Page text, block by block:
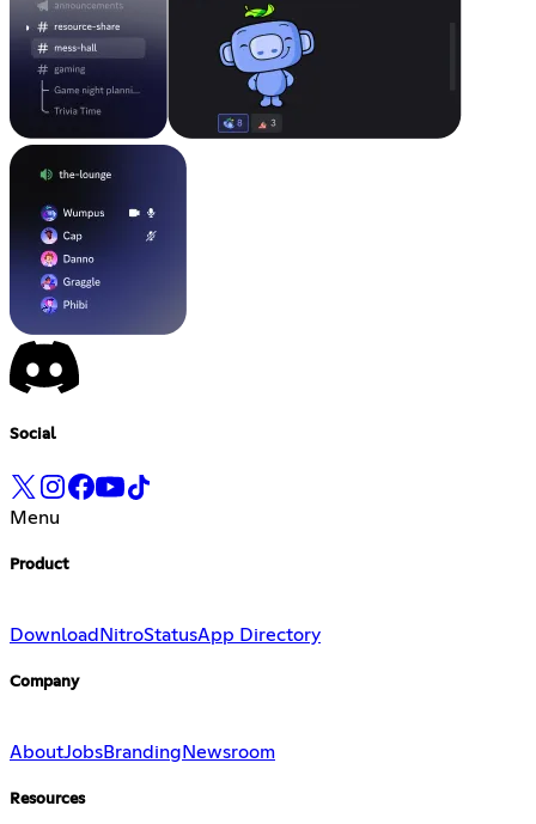
Social
Menu
Product
Download NitroStatusApp Directory
Company
AboutJobsBranding Newsroom
Resources